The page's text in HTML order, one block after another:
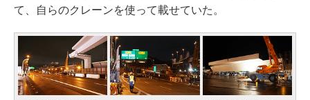
て、自らのクレーンを使って載せていた。